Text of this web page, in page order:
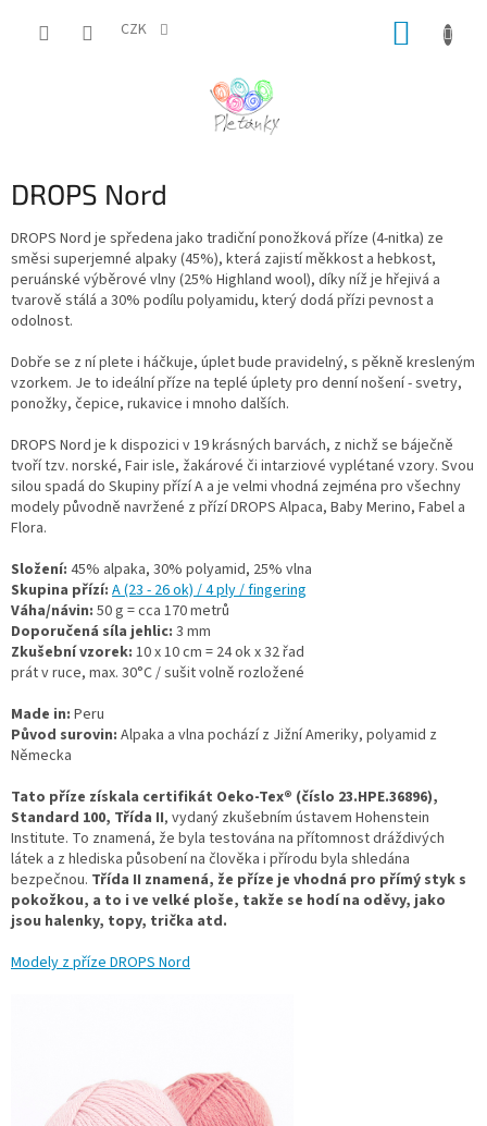
CZK
DROPS Nord
DROPS Nord je spředena jako tradiční ponožková příze (4-nitka) ze
směsi superjemné alpaky (45%), která zajistí měkkost a hebkost,
peruánské výběrové vlny (25% Highland wool), díky níž je hřejivá a
tvarově stálá a 30% podílu polyamidu, který dodá přízi pevnost a
odolnost.
Dobře se z ní plete i háčkuje, úplet bude pravidelný, s pěkně kresleným
vzorkem. Je to ideální příze na teplé úplety pro denní nošení - svetry,
ponožky, čepice, rukavice i mnoho dalších.
DROPS Nord je k dispozici v 19 krásných barvách, z nichž se báječně
tvoří tzv. norské, Fair isle, žakárové či intarziové vyplétané vzory. Svou
silou spadá do Skupiny přízí A a je velmi vhodná zejména pro všechny
modely původně navržené z přízí DROPS Alpaca, Baby Merino, Fabel a
Flora.
Složení: 45% alpaka, 30% polyamid, 25% vlna
Skupina přízí: A (23 - 26 ok) / 4 ply / fingering
Váha/návin: 50 g = cca 170 metrů
Doporučená síla jehlic: 3 mm
Zkušební vzorek: 10 x 10 cm = 24 ok x 32 řad
prát v ruce, max. 30°C / sušit volně rozložené
Made in: Peru
Původ surovin: Alpaka a vlna pochází z Jižní Ameriky, polyamid z
Německa
Tato příze získala certifikát Oeko-Tex® (číslo 23.HPE.36896),
Standard 100, Třída II, vydaný zkušebním ústavem Hohenstein
Institute. To znamená, že byla testována na přítomnost dráždivých
látek a z hlediska působení na člověka i přírodu byla shledána
bezpečnou. Třída II znamená, že příze je vhodná pro přímý styk s
pokožkou, a to i ve velké ploše, takže se hodí na oděvy, jako
jsou halenky, topy, trička atd.
Modely z příze DROPS Nord